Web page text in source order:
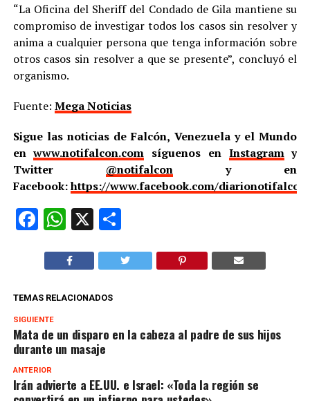
“La Oficina del Sheriff del Condado de Gila mantiene su
compromiso de investigar todos los casos sin resolver y
anima a cualquier persona que tenga información sobre
otros casos sin resolver a que se presente”, concluyó el
organismo.
Fuente: Mega Noticias
Sigue las noticias de Falcón, Venezuela y el Mundo
enwww.notifalcon.com síguenos en Instagramy
Twitter @notifalcony en
Facebook:https://www.facebook.com/
Facebook
WhatsApp
X Compartir
TEMAS RELACIONADOS
SIGUIENTE
Mata de un disparo en la cabeza al padre de sus hijos
durante un masaje
ANTERIOR
Irán advierte a EE.UU. e Israel: «Toda la región se